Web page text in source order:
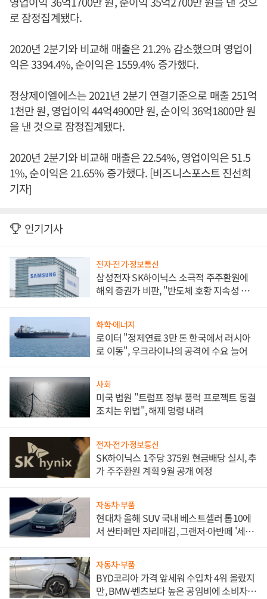
로 잠정집계됐다.
2020년 2분기와 비교해 매출은 21.2% 감소했으며 영업이
익은 3394.4%, 순이익은 1559.4% 증가했다.
정상제이엘에스는 2021년 2분기 연결기준으로 매출 251억
1천만 원, 영업이익 44억4900만 원, 순이익 36억1800만 원
을 낸 것으로 잠정집계됐다.
2020년 2분기와 비교해 매출은 22.54%, 영업이익은 51.5
1%, 순이익은 21.65% 증가했다. [비즈니스포스트 진선희
기자]
인기기사
전자·전기·정보통신
삼성전자 SK하이닉스 소극적 주주환원에
해외 증권가 비판, "반도체 호황 지속성 의
화학·에너지
로이터 "정제연료 3만 톤 한국에서 러시아
로 이동", 우크라이나의 공격에 수요 늘어
사회
미국 법원 "트럼프 정부 풍력 프로젝트 동결
조치는 위법", 해제 명령 내려
전자·전기·정보통신
SK하이닉스 1주당 375원 현금배당 실시, 추
가 주주환원 계획 9월 공개 예정
자동차·부품
현대차 올해 SUV 국내 베스트셀러 톱10에
서 싼타페만 자리매김, 그랜저·아반떼 '세단
자동차·부품
BYD코리아 가격 앞세워 수입차 4위 올랐지
만, BMW·벤츠보다 높은 공임비에 소비자